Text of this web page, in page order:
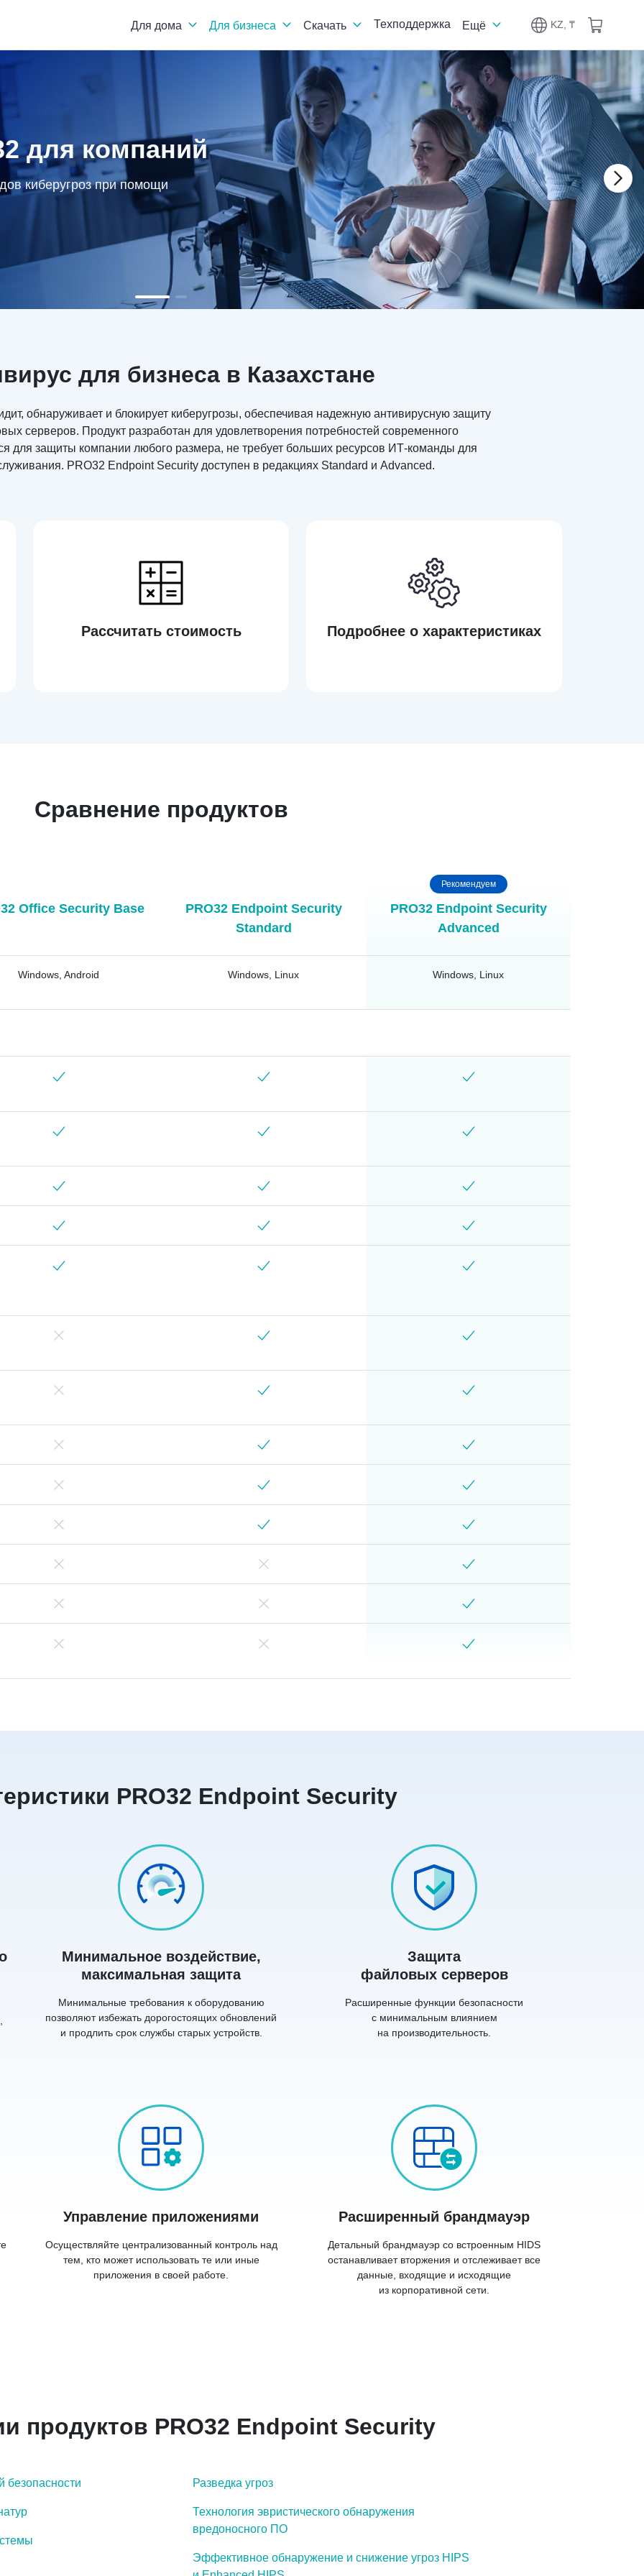
Для дома Для бизнеса Скачать Техподдержка Ещё KZ, ₸
для компаний
киберугроз при помощи
для бизнеса в Казахстане
обнаруживает и блокирует киберугрозы, обеспечивая надежную антивирусную защиту
серверов. Продукт разработан для удовлетворения потребностей современного
для защиты компании любого размера, не требует больших ресурсов ИТ-команды для
PRO32 Endpoint Security доступен в редакциях Standard и Advanced.
Рассчитать стоимость Подробнее о харак­теристиках
Сравнение продуктов
Office Security Base
PRO32 Endpoint Security
Standard
Рекомендуем
PRO32 Endpoint Security
Advanced
Windows, Android Windows, Linux Windows, Linux
PRO32 Endpoint Security
Минимальное воздействие,
максимальная защита
Минимальные требования к оборудованию
позволяют избежать дорогостоящих обновлений
и продлить срок службы старых устройств.
Защита
файловых серверов
Расширенные функции безопасности
с минимальным влиянием
на производительность.
Управление приложениями
Осуществляйте централизованный контроль над
тем, кто может использовать те или иные
приложения в своей работе.
Расширенный брандмауэр
Детальный брандмауэр со встроенным HIDS
останавливает вторжения и отслеживает все
данные, входящие и исходящие
из корпоративной сети.
продуктов PRO32 Endpoint Security
безопасности Разведка угроз
Технология эвристического обнаружения
вредоносного ПО
Эффективное обнаружение и снижение угроз HIPS